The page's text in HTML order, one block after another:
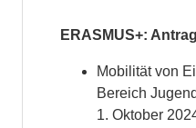
ERASMUS+:
Mobilität von
Bereich
1. Oktober